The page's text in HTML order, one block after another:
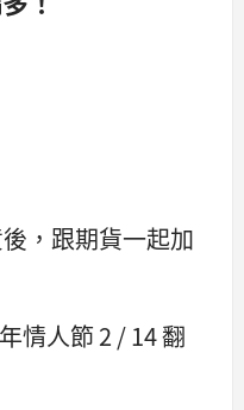
，跟期貨一起加
情人節 2 / 14 翻